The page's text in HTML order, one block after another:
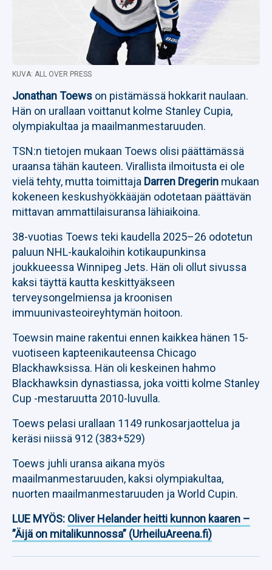
KUVA: ALL OVER PRESS
Jonathan Toews on pistämässä hokkarit naulaan.
Hän on urallaan voittanut kolme Stanley Cupia,
olympiakultaa ja maailmanmestaruuden.
TSN:n tietojen mukaan Toews olisi päättämässä
uraansa tähän kauteen. Virallista ilmoitusta ei ole
vielä tehty, mutta toimittaja Darren Dregerin mukaan
kokeneen keskushyökkääjän odotetaan päättävän
mittavan ammattilaisuransa lähiaikoina.
38-vuotias Toews teki kaudella 2025–26 odotetun
paluun NHL-kaukaloihin kotikaupunkinsa
joukkueessa Winnipeg Jets. Hän oli ollut sivussa
kaksi täyttä kautta keskittyäkseen
terveysongelmiensa ja kroonisen
immuunivasteoireyhtymän hoitoon.
Toewsin maine rakentui ennen kaikkea hänen 15-
vuotiseen kapteenikauteensa Chicago
Blackhawksissa. Hän oli keskeinen hahmo
Blackhawksin dynastiassa, joka voitti kolme Stanley
Cup -mestaruutta 2010-luvulla.
Toews pelasi urallaan 1149 runkosarjaottelua ja
keräsi niissä 912 (383+529)
Toews juhli uransa aikana myös
maailmanmestaruuden, kaksi olympiakultaa,
nuorten maailmanmestaruuden ja World Cupin.
LUE MYÖS: Oliver Helander heitti kunnon kaaren –
”Äijä on mitalikunnossa” (UrheiluAreena.fi)